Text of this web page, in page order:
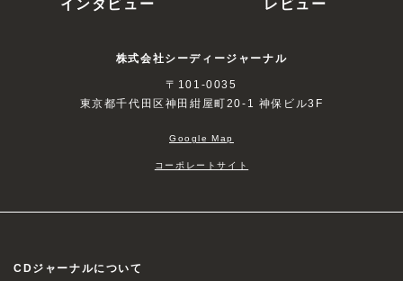
株式会社シーディージャーナル
〒101-0035
東京都千代田区神田紺屋町20-1 神保ビル3F
Google Map
コーポレートサイト
CDジャーナルについて